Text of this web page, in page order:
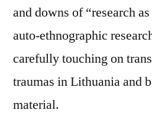
and downs of “research
auto-ethnographic
carefully touching on
traumas in Lithuania and
material.